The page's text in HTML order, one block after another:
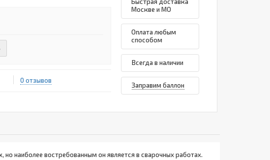
0 отзывов
Москве и МО
Оплата любым
способом
Всегда в наличии
Заправим баллон
наиболее востребованным он является в сварочных работах.